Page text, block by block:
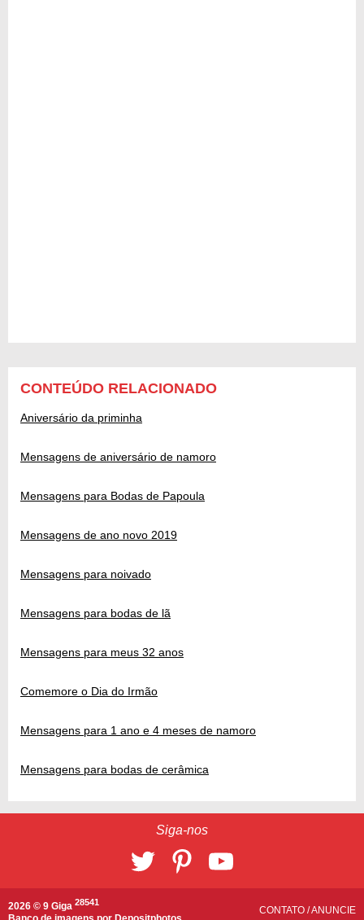
CONTEÚDO RELACIONADO
Aniversário da priminha
Mensagens de aniversário de namoro
Mensagens para Bodas de Papoula
Mensagens de ano novo 2019
Mensagens para noivado
Mensagens para bodas de lã
Mensagens para meus 32 anos
Comemore o Dia do Irmão
Mensagens para 1 ano e 4 meses de namoro
Mensagens para bodas de cerâmica
Siga-nos
2026 © 9 Giga 28541
CONTATO /ANUNCIE